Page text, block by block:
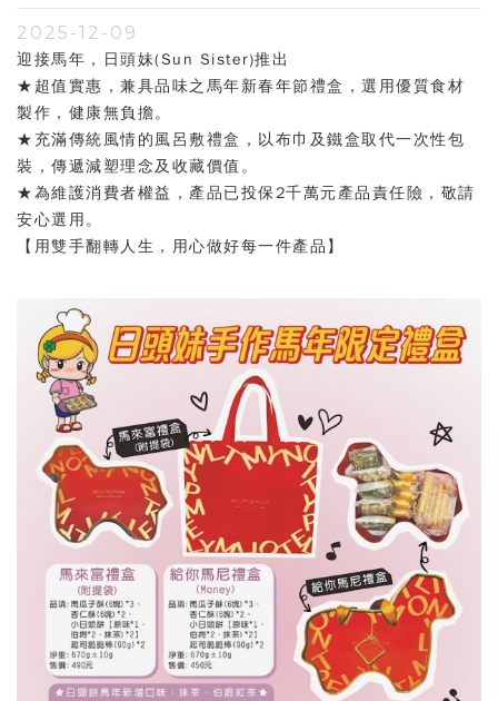
2025-12-09
迎接馬年，日頭妹(Sun Sister)推出
★超值實惠，兼具品味之馬年新春年節禮盒，選用優質食材
製作，健康無負擔。
★充滿傳統風情的風呂敷禮盒，以布巾及鐵盒取代一次性包
裝，傳遞減塑理念及收藏價值。
★為維護消費者權益，產品已投保2千萬元產品責任險，敬請
安心選用。
【用雙手翻轉人生，用心做好每一件產品】